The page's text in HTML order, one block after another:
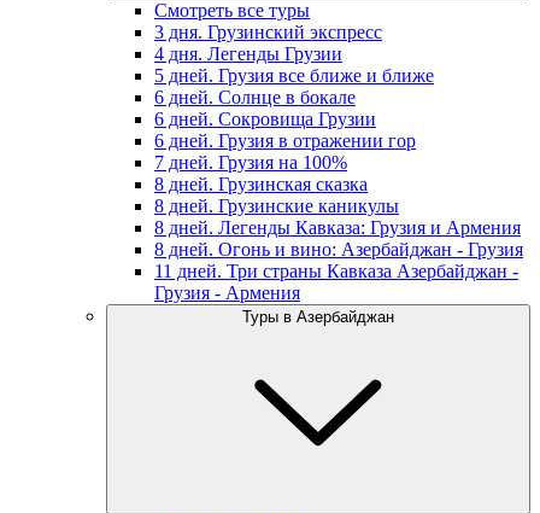
Смотреть все туры
3 дня. Грузинский экспресс
4 дня. Легенды Грузии
5 дней. Грузия все ближе и ближе
6 дней. Солнце в бокале
6 дней. Сокровища Грузии
6 дней. Грузия в отражении гор
7 дней. Грузия на 100%
8 дней. Грузинская сказка
8 дней. Грузинские каникулы
8 дней. Легенды Кавказа: Грузия и Армения
8 дней. Огонь и вино: Азербайджан - Грузия
11 дней. Три страны Кавказа Азербайджан -
Грузия - Армения
Туры в Азербайджан